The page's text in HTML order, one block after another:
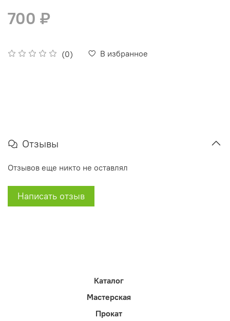
(0) В избранное
700 ₽
Отзывы
Отзывов еще никто не оставлял
Написать отзыв
Каталог
Мастерская
Прокат